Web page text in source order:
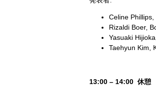
Celine
Rizaldi Boer,
Yasuaki
Taehyun Kim,
13:00 – 14:00 休憩